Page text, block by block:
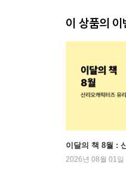
이 상품의 이
이달의 책 8월 :
2026년 08월 01일